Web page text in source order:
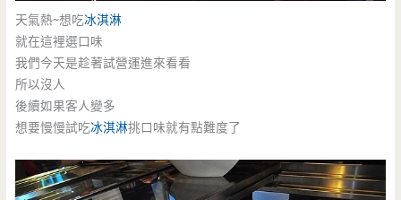
天氣熱~想吃冰淇淋
就在這裡選口味
我們今天是趁著試營運進來看看
所以沒人
後續如果客人變多
想要慢慢試吃冰淇淋挑口味就有點難度了